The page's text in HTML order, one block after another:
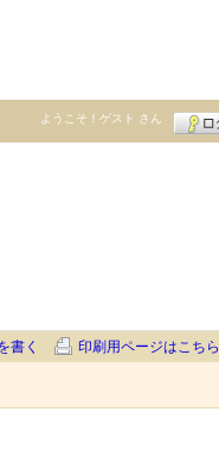
ようこそ！ ゲスト さん
書く 印刷用ページはこちら